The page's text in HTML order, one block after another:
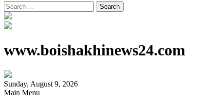
Search
for:
www.boishakhinews24.com
Sunday, August 9, 2026
Main Menu